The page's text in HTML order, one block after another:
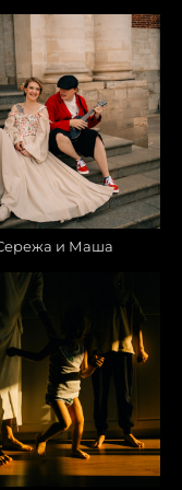
и Маша